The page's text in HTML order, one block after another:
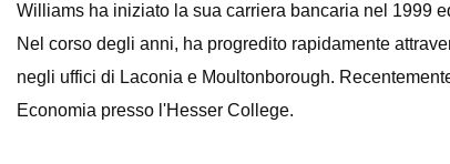
Williams ha iniziato la sua carriera bancaria nel 1999
Nel corso degli anni, ha progredito rapidamente
negli uffici di Laconia e Moultonborough.
Economia presso l'Hesser College.